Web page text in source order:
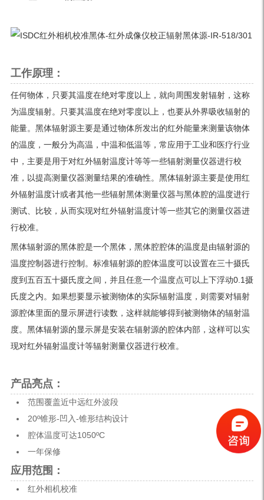
工作原理：
任何物体，只要其温度在绝对零度以上，就向周围发射辐射，这称
为温度辐射。只要其温度在绝对零度以上，也要从外界吸收辐射的
能量。黑体辐射源主要是通过物体所发出的红外能量来测量该物体
的温度，一般分为高温，中温和低温等，常应用于工业和医疗行业
中，主要是用于对红外辐射温度计等等一些辐射测量仪器进行校
准，以提高测量仪器测量结果的准确性。黑体辐射源主要是使用红
外辐射温度计或者其他一些辐射黑体测量仪器与黑体腔的温度进行
测试、比较，从而实现对红外辐射温度计等一些其它的测量仪器进
行校准。
黑体辐射源的黑体腔是一个黑体，黑体腔腔体的温度是由辐射源的
温度控制器进行控制。标准辐射源的腔体温度可以设置在三十摄氏
度到五百五十摄氏度之间，并且任意一个温度点可以上下浮动0.1摄
氏度之内。如果想要显示被测物体的实际辐射温度，则需要对辐射
源腔体里面的显示屏进行读数，这样就能够得到被测物体的辐射温
度。黑体辐射源的显示屏是安装在辐射源的腔体内部，这样可以实
现对红外辐射温度计等辐射测量仪器进行校准。
产品亮点：
范围覆盖近中远红外波段
20º锥形-凹入-锥形结构设计
腔体温度可达1050ºC
一年保修
应用范围 ：
红外相机校准